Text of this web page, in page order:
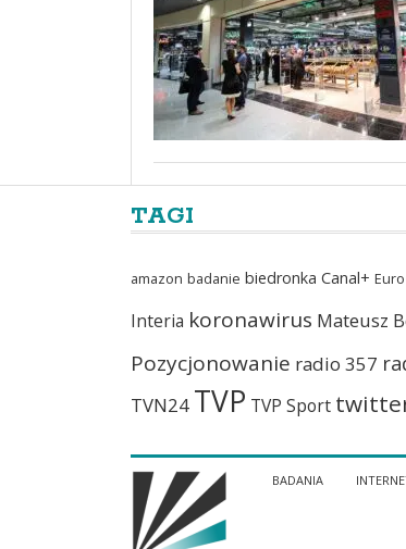
TAGI
amazon badanie biedronka Canal+
Interia koronawirus Mateusz
Pozycjonowanie radio 357
TVN24 TVP TVP Sport
BADANIA